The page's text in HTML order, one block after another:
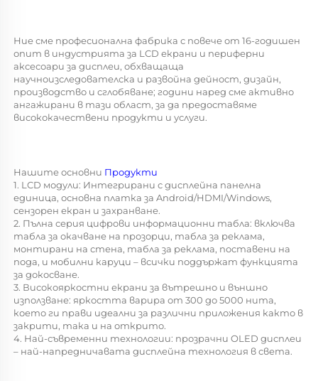
Ние сме професионална фабрика с повече от 16-годишен
опит в индустрията за LCD екрани и периферни
аксесоари за дисплеи, обхващаща
научноизследователска и развойна дейност, дизайн,
производство и сглобяване; години наред сме активно
ангажирани в тази област, за да предоставяме
висококачествени продукти и услуги.
Нашите основни Продукти
1. LCD модули: Интегрирани с дисплейна панелна
единица, основна платка за Android/HDMI/Windows,
сензорен екран и захранване.
2. Пълна серия цифрови информационни табла: включва
табла за окачване на прозорци, табла за реклама,
монтирани на стена, табла за реклама, поставени на
пода, и мобилни каруци – всички поддържат функцията
за докосване.
3. Високояркостни екрани за вътрешно и външно
използване: яркостта варира от 300 до 5000 нита,
което ги прави идеални за различни приложения както в
закрити, така и на открито.
4. Най-съвременни технологии: прозрачни OLED дисплеи
– най-напредничавата дисплейна технология в света.